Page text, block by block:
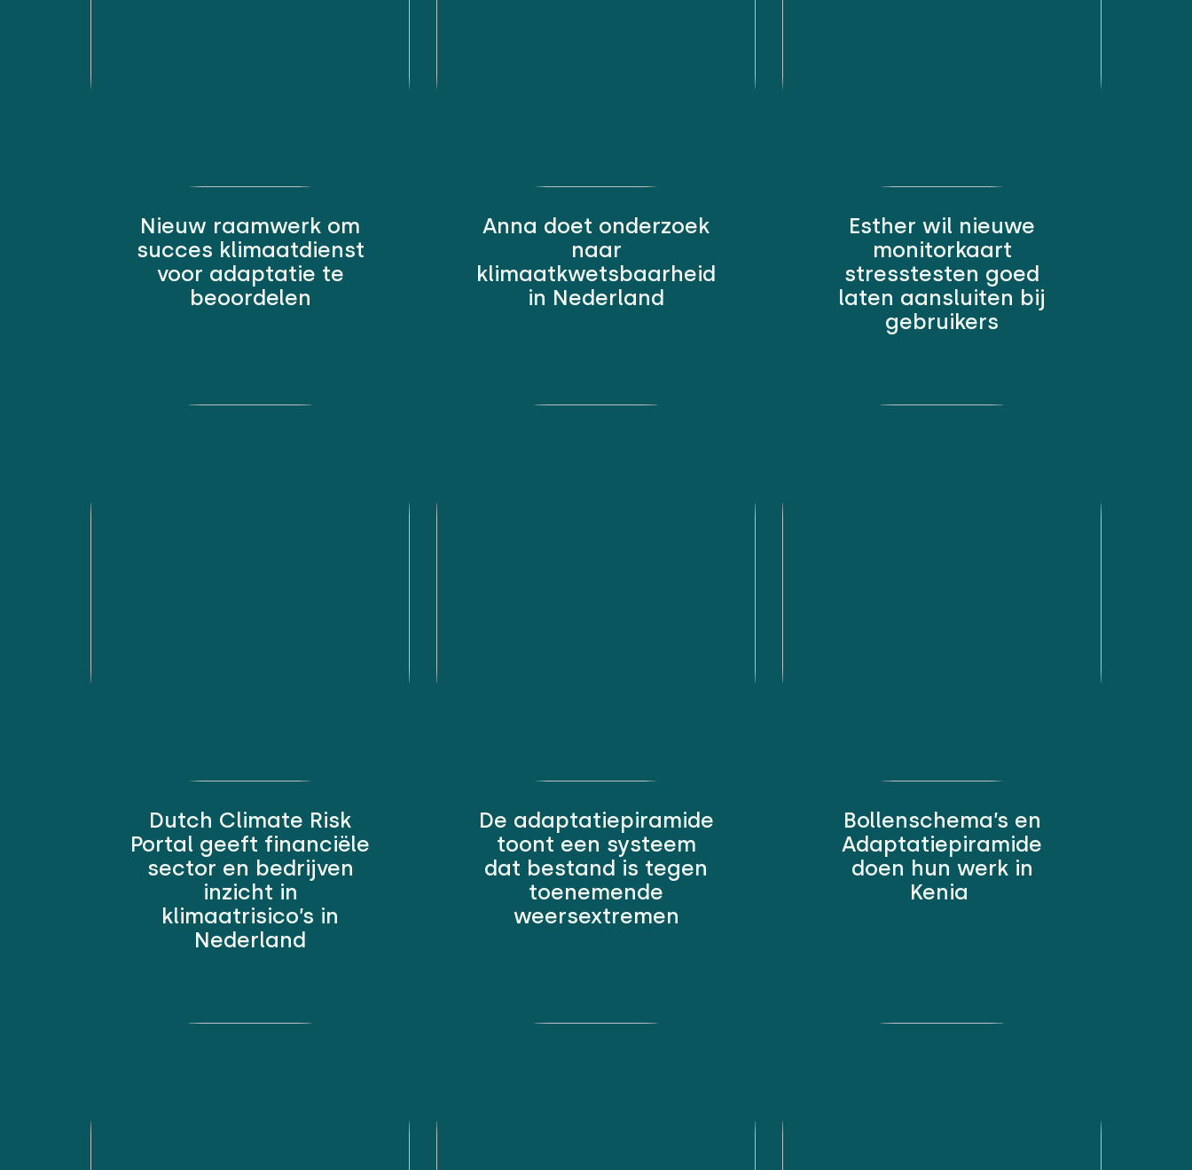
Nieuw raamwerk om
succes klimaatdienst
voor adaptatie te
beoordelen
Anna doet onderzoek
naar
klimaatkwetsbaarheid
in Nederland
Esther wil nieuwe
monitorkaart
stresstesten goed
laten aansluiten bij
gebruikers
Dutch Climate Risk
Portal geeft financiële
sector en bedrijven
inzicht in
klimaatrisico’s in
Nederland
De adaptatiepiramide
toont een systeem
dat bestand is tegen
toenemende
weersextremen
Bollenschema’s en
Adaptatiepiramide
doen hun werk in
Kenia